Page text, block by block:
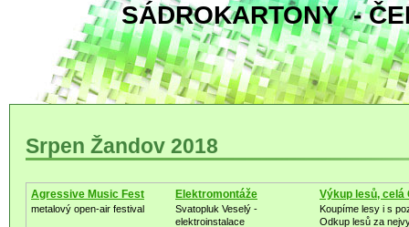
SÁDROKARTONY -
Srpen Žandov 2018
Agressive Music Fest
metalový open-air festival
Elektromontáže
Svatopluk Veselý -
elektroinstalace
Výkup lesů, celá
Koupíme lesy i s
Odkup lesů za